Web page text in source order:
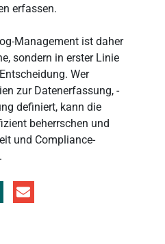
erfassen.
Management ist daher
sondern in erster Linie
Wer
zur Datenerfassung, -
definiert, kann die
beherrschen und
und Compliance-